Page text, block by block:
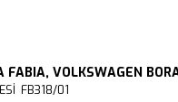
FABIA, VOLKSWAGEN
FB318/01